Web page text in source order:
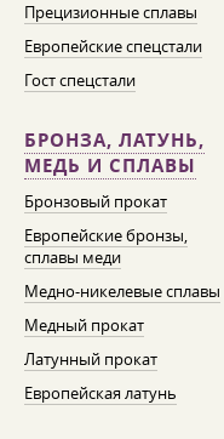
Прецизионные сплавы
Европейские спецстали
Гост спецстали
БРОНЗА, ЛАТУНЬ,
МЕДЬ И СПЛАВЫ
Бронзовый прокат
Европейские бронзы,
сплавы меди
Медно-никелевые сплавы
Медный прокат
Латунный прокат
Европейская латунь